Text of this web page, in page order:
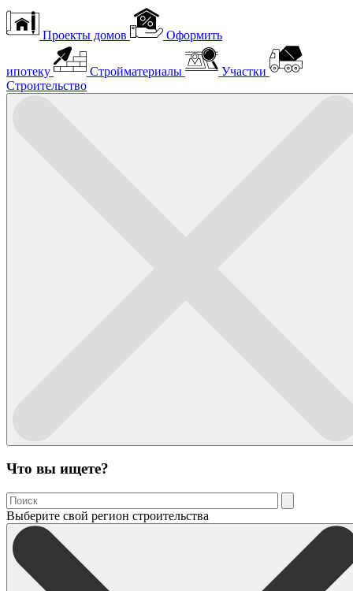
Проекты домов Оформить
ипотеку Стройматериалы
Участки
Строительство
Что вы ищете?
Выберите свой регион строительства